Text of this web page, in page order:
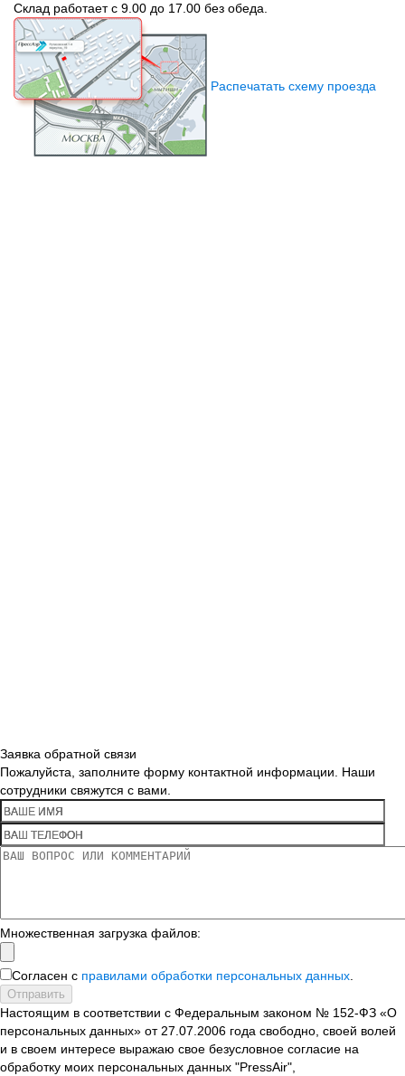
Склад работает с 9.00 до 17.00 без обеда.
Распечатать схему проезда
Заявка обратной связи
Пожалуйста, заполните форму контактной информации. Наши
сотрудники свяжутся с вами.
Множественная загрузка файлов:
Согласен с правилами обработки персональных данных
Отправить
Настоящим в соответствии с Федеральным законом № 152-ФЗ «О
персональных данных» от 27.07.2006 года свободно, своей волей
и в своем интересе выражаю свое безусловное согласие на
обработку моих персональных данных "PressAir",